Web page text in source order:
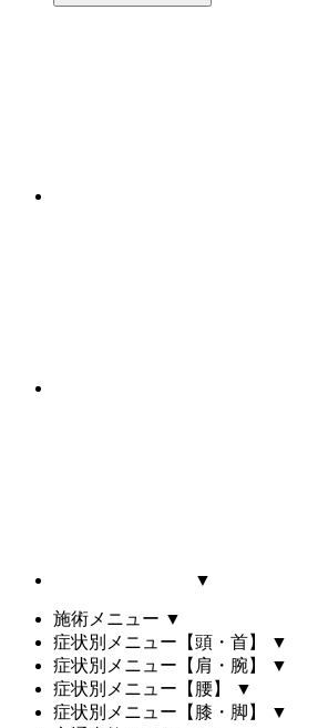
▼
施術メニュー ▼
症状別メニュー【頭・首】
▼
症状別メニュー【肩・腕】
▼
症状別メニュー【腰】
▼
症状別メニュー【膝・脚】
▼